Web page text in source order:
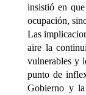
insistió en
ocupación,
Las
aire la
vulnerables y
punto de
Gobierno y